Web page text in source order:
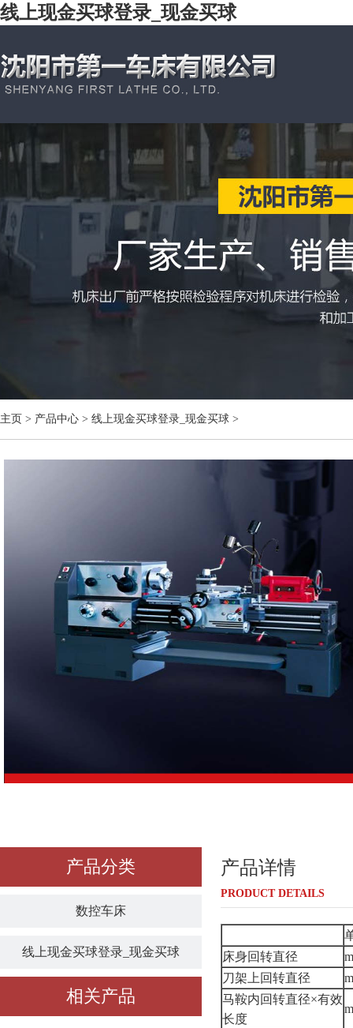
线上现金买球登录_现金买球
主页 > 产品中心 > 线上现金买球登录_现金买球 >
产品分类
数控车床
线上现金买球登录_现金买球
相关产品
产品详情
PRODUCT DETAILS
床身回转直径
刀架上回转直径
马鞍内回转直径×有效
长度